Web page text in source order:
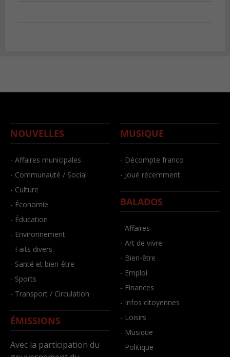
NOUVELLES
- Affaires municipales
- Communauté / Social
- Culture
- Économie
- Éducation
- Environnement
- Faits divers
- Santé et bien-être
- Sports
- Transport / Circulation
ÉMISSIONS
Avec la participation du
MUSIQUE
- Décompte franco
- Joué récemment
BALADOS
- Affaires
- Art de vivre
- Bien-être
- Emploi
- Finances
- Infos citoyennes
- Loisirs
- Musique
- Politique